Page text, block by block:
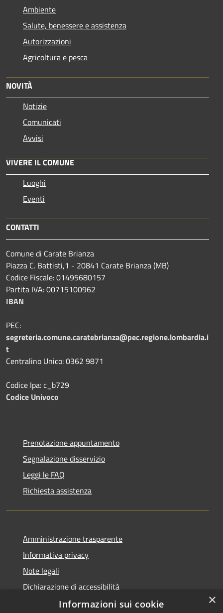
Ambiente
Salute, benessere e assistenza
Autorizzazioni
Agricoltura e pesca
NOVITÀ
Notizie
Comunicati
Avvisi
VIVERE IL COMUNE
Luoghi
Eventi
CONTATTI
Comune di Carate Brianza
Piazza C. Battisti,1 - 20841 Carate Brianza (MB)
Codice Fiscale: 01495680157
Partita IVA: 00715100962
IBAN
PEC:
segreteria.comune.caratebrianza@pec.regione.lombardia.i
t
Centralino Unico: 0362 9871
Codice Ipa: c_b729
Codice Univoco
Prenotazione appuntamento
Segnalazione disservizio
Leggi le FAQ
Richiesta assistenza
Amministrazione trasparente
Informativa privacy
Note legali
Dichiarazione di accessibilità
×
Informazioni sui cookie